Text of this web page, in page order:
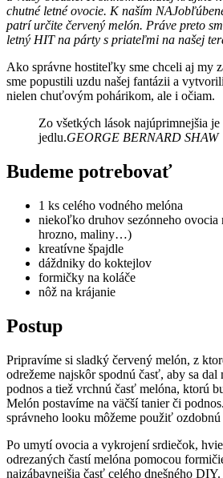
chutné letné ovocie. K naším
patrí určite červený melón. Práve preto
letný HIT na párty s priateľmi na našej
Ako správne hostiteľky sme chceli aj my
sme popustili uzdu našej fantázii a
nielen chuťovým pohárikom, ale i očiam.
Zo všetkých lások najúprimnejšia je
jedlu.GEORGE BERNARD SHAW
Budeme potrebovať
1 ks celého vodného melóna
niekoľko druhov sezónneho ovocia
hrozno, maliny…)
kreatívne špajdle
dáždniky do koktejlov
formičky na koláče
nôž na krájanie
Postup
Pripravíme si sladký červený melón, z
odrežeme najskôr spodnú časť, aby sa
podnos a tiež vrchnú časť melóna, ktorú
Melón postavíme na väčší tanier či
správneho looku môžeme použiť
Po umytí ovocia a vykrojení srdiečok,
odrezaných častí melóna pomocou
najzábavnejšia časť celého dnešného DIY.